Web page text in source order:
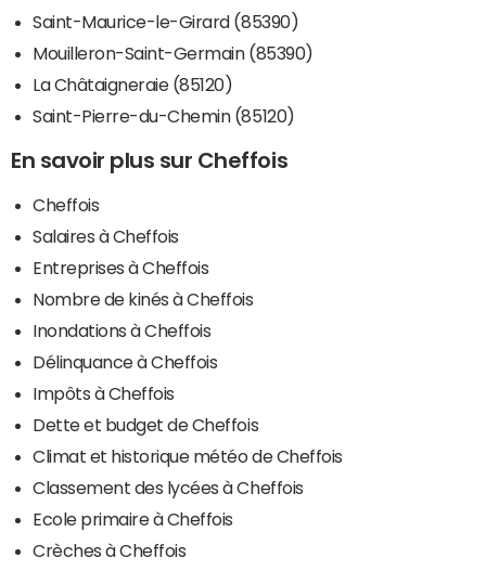
Saint-Maurice-le-Girard (85390)
Mouilleron-Saint-Germain (85390)
La Châtaigneraie (85120)
Saint-Pierre-du-Chemin (85120)
En savoir plus sur Cheffois
Cheffois
Salaires à Cheffois
Entreprises à Cheffois
Nombre de kinés à Cheffois
Inondations à Cheffois
Délinquance à Cheffois
Impôts à Cheffois
Dette et budget de Cheffois
Climat et historique météo de Cheffois
Classement des lycées à Cheffois
Ecole primaire à Cheffois
Crèches à Cheffois